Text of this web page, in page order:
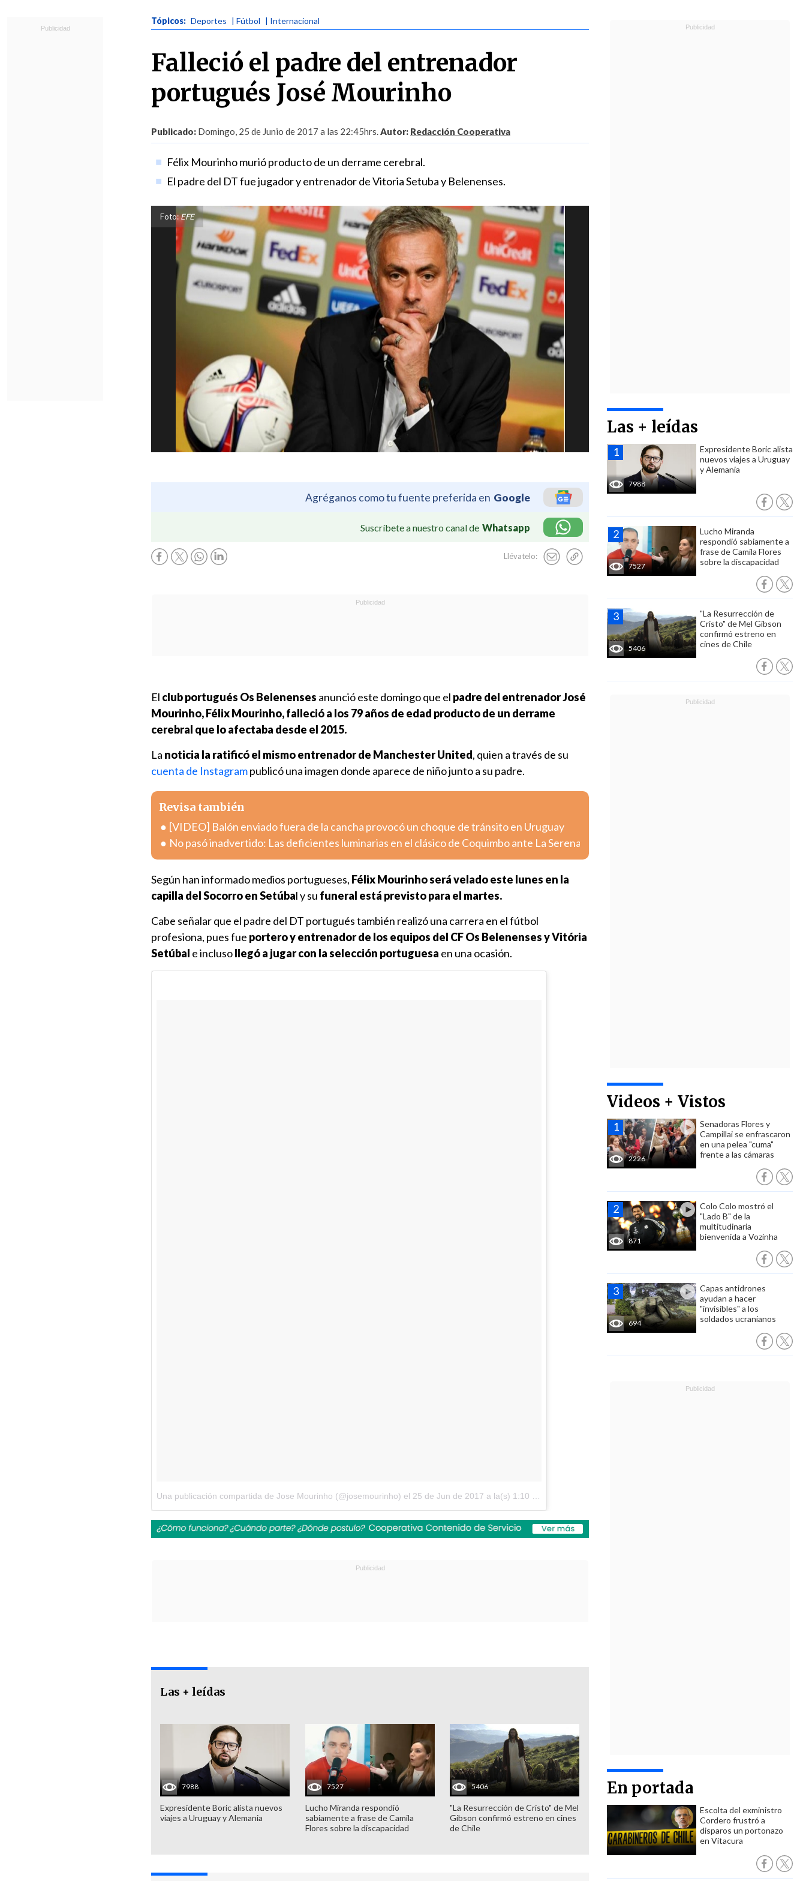
Tópicos: Deportes | Fútbol | Internacional
Falleció el padre del entrenador
portugués José Mourinho
Publicado: Domingo, 25 de Junio de 2017 a las 22:45hrs.Autor: Redacción Cooperativa
Félix Mourinho murió producto de un derrame cerebral.
El padre del DT fue jugador y entrenador de Vitoria Setuba y Belenenses.
Foto:EFE
Agréganos como tu fuente preferida en Google
Suscríbete a nuestro canal de Whatsapp
Llévatelo:
Las + leídas
7988
Expresidente Boric alista
nuevos viajes a Uruguay
y Alemania
7527
Lucho Miranda
respondió sabiamente a
frase de Camila Flores
sobre la discapacidad
5406
"La Resurrección de
Cristo" de Mel Gibson
confirmó estreno en
cines de Chile
Videos + Vistos
2226
Senadoras Flores y
Campillai se enfrascaron
en una pelea "cuma"
frente a las cámaras
871
Colo Colo mostró el
"Lado B" de la
multitudinaria
bienvenida a Vozinha
694
Capas antidrones
ayudan a hacer
"invisibles" a los
soldados ucranianos
En portada
Escolta del exministro
Cordero frustró a
disparos un portonazo
en Vitacura
El club portugués Os Belenenses anunció este domingo que el padre del entrenador José
Mourinho, Félix Mourinho, falleció a los 79 años de edad producto de un derrame
cerebral que lo afectaba desde el 2015.
La noticia la ratificó el mismo entrenador de Manchester United, quien a través de su
cuenta de Instagrampublicó una imagen donde aparece de niño junto a su padre.
Revisa también
[VIDEO] Balón enviado fuera de la cancha provocó un choque de tránsito en Uruguay
No pasó inadvertido: Las deficientes luminarias en el clásico de Coquimbo ante La Serena
Según han informado medios portugueses, Félix Mourinho será velado este lunes en la
capilla del Socorro en Setúbal y su funeral está previsto para el martes.
Cabe señalar que el padre del DT portugués también realizó una carrera en el fútbol
profesiona, pues fue portero y entrenador de los equipos del CF Os Belenenses y Vitória
Setúbal e inclusollegó a jugar con la selección portuguesa en una ocasión.
Una publicación compartida de Jose Mourinho (@josemourinho) el 25 de Jun de 2017 a la(s) 1:10 PDT
Las + leídas
7988
Expresidente Boric alista nuevos
viajes a Uruguay y Alemania
7527
Lucho Miranda respondió
sabiamente a frase de Camila
Flores sobre la discapacidad
5406
"La Resurrección de Cristo" de Mel
Gibson confirmó estreno en cines
de Chile